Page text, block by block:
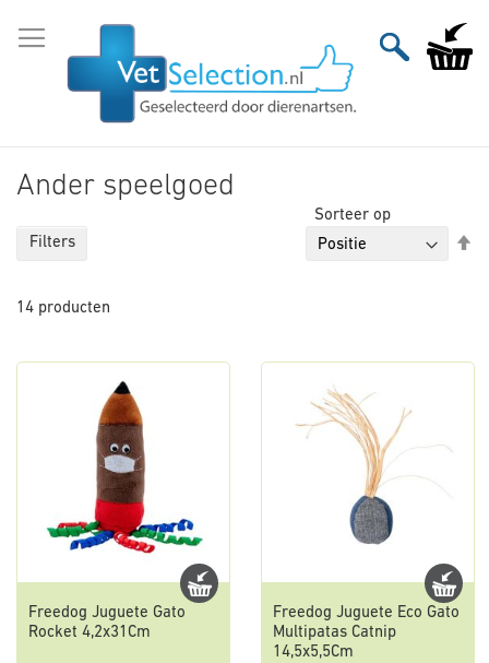
naar
Ander speelgoed
14 producten
Sorteer op
Freedog Juguete Gato
Rocket 4,2x31Cm
Freedog Juguete Eco Gato
Multipatas Catnip
14,5x5,5Cm
Filters